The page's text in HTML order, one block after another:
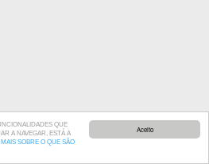
Aceito
QUE
A NAVEGAR, ESTÁ A
MAIS SOBRE O QUE SÃO